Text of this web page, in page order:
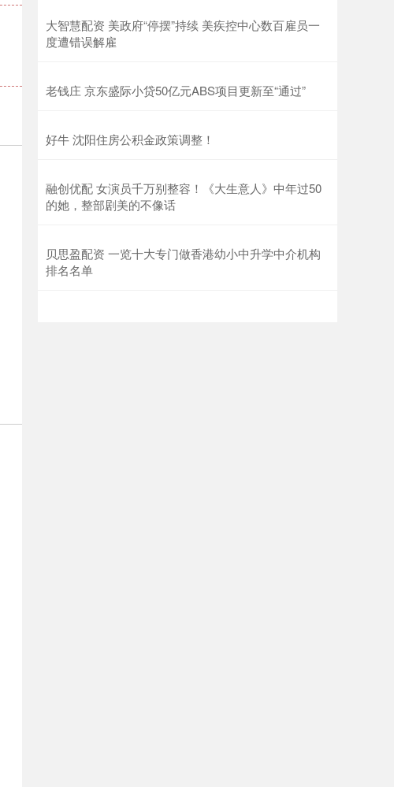
大智慧配资 美政府“停摆”持续 美疾控中心数百雇员一
度遭错误解雇
老钱庄 京东盛际小贷50亿元ABS项目更新至“通过”
好牛 沈阳住房公积金政策调整！
融创优配 女演员千万别整容！《大生意人》中年过50
的她，整部剧美的不像话
贝思盈配资 一览十大专门做香港幼小中升学中介机构
排名名单